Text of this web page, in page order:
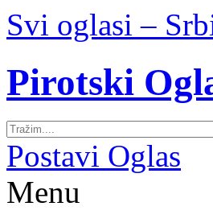
Svi oglasi –
Pirotski
Postavi Oglas
Menu